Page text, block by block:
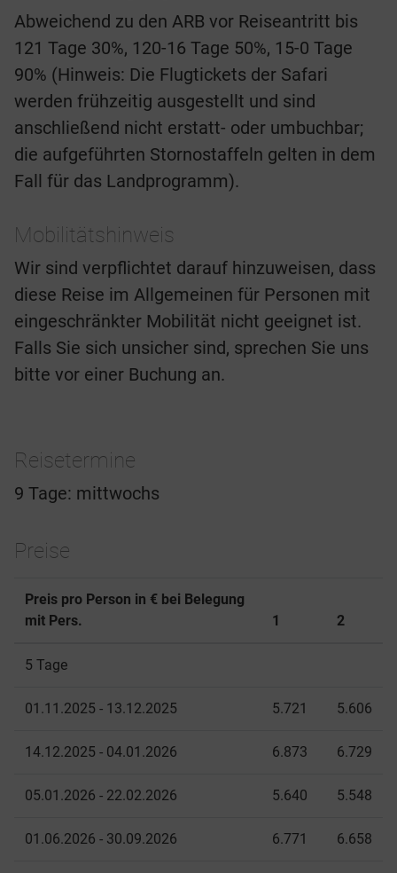
Abweichend zu den ARB vor Reiseantritt bis
121 Tage 30%, 120-16 Tage 50%, 15-0 Tage
90% (Hinweis: Die Flugtickets der Safari
werden frühzeitig ausgestellt und sind
anschließend nicht erstatt- oder umbuchbar;
die aufgeführten Stornostaffeln gelten in dem
Fall für das Landprogramm).
Mobilitätshinweis
Wir sind verpflichtet darauf hinzuweisen, dass
diese Reise im Allgemeinen für Personen mit
eingeschränkter Mobilität nicht geeignet ist.
Falls Sie sich unsicher sind, sprechen Sie uns
bitte vor einer Buchung an.
Reisetermine
9 Tage: mittwochs
Preise
Preis pro Person in € bei Belegung
mit Pers.
1 2
5 Tage
01.11.2025 - 13.12.2025 5.721 5.606
14.12.2025 - 04.01.2026 6.873 6.729
05.01.2026 - 22.02.2026 5.640 5.548
01.06.2026 - 30.09.2026 6.771 6.658